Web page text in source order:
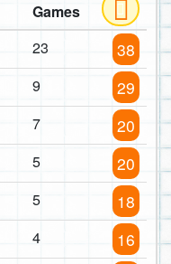
Games
23 38
9 29
7 20
5 20
5 18
4 16